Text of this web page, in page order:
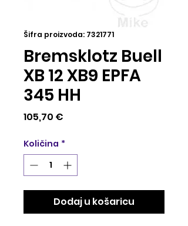
Šifra proizvoda: 7321771
Bremsklotz Buell
XB 12 XB9 EPFA
345 HH
105,70 €
Količina *
Dodaj u košaricu